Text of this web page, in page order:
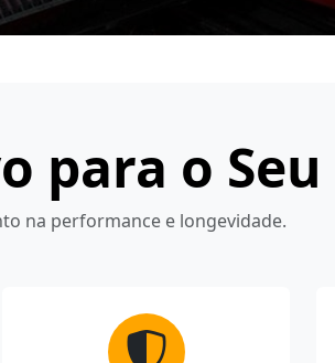
para o
na performance e longevidade.